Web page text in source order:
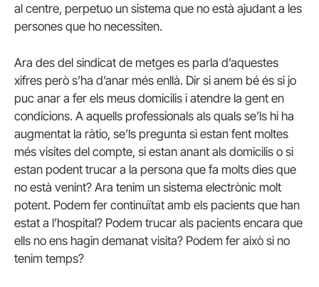
al centre, perpetuo un sistema que no està ajudant a les
persones que ho necessiten.
Ara des del sindicat de metges es parla d’aquestes
xifres però s’ha d’anar més enllà. Dir si anem bé és si jo
puc anar a fer els meus domicilis i atendre la gent en
condicions. A aquells professionals als quals se’ls hi ha
augmentat la ràtio, se’ls pregunta si estan fent moltes
més visites del compte, si estan anant als domicilis o si
estan podent trucar a la persona que fa molts dies que
no està venint? Ara tenim un sistema electrònic molt
potent. Podem fer continuïtat amb els pacients que han
estat a l’hospital? Podem trucar als pacients encara que
ells no ens hagin demanat visita? Podem fer això si no
tenim temps?